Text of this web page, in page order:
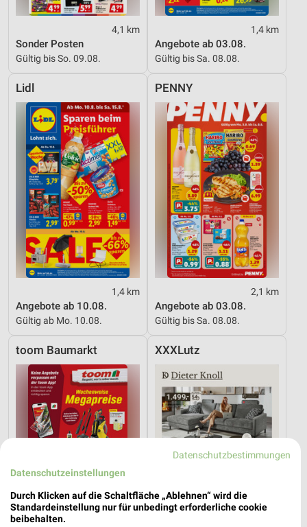
4,1 km
Sonder Posten
Gültig bis So. 09.08.
1,4 km
Angebote ab 03.08.
Gültig bis Sa. 08.08.
Lidl
1,4 km
Angebote ab 10.08.
Gültig ab Mo. 10.08.
PENNY
2,1 km
Angebote ab 03.08.
Gültig bis Sa. 08.08.
toom Baumarkt XXXLutz
Datenschutzbestimmungen
Datenschutzeinstellungen
Durch Klicken auf die Schaltfläche „Ablehnen“ wird die
Standardeinstellung nur für unbedingt erforderliche cookie
beibehalten.